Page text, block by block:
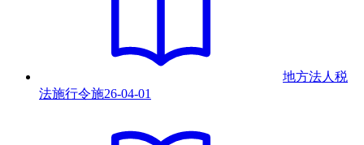
地方法人税
法施行令施26-04-01